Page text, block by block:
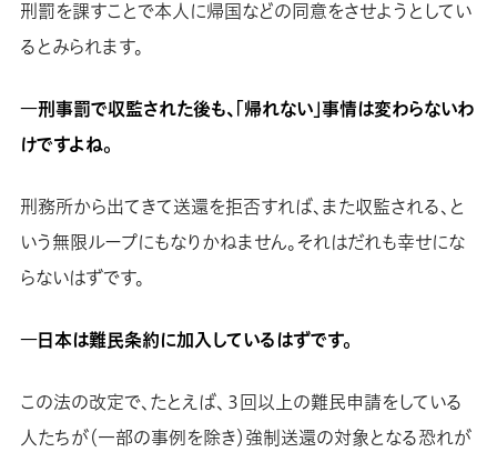
刑罰を課すことで本人に帰国などの同意をさせようとしてい
るとみられます。
―刑事罰で収監された後も、「帰れない」事情は変わらないわ
けですよね。
刑務所から出てきて送還を拒否すれば、また収監される、と
いう無限ループにもなりかねません。それはだれも幸せにな
らないはずです。
―日本は難民条約に加入しているはずです。
この法の改定で、たとえば、３回以上の難民申請をしている
人たちが（一部の事例を除き）強制送還の対象となる恐れが